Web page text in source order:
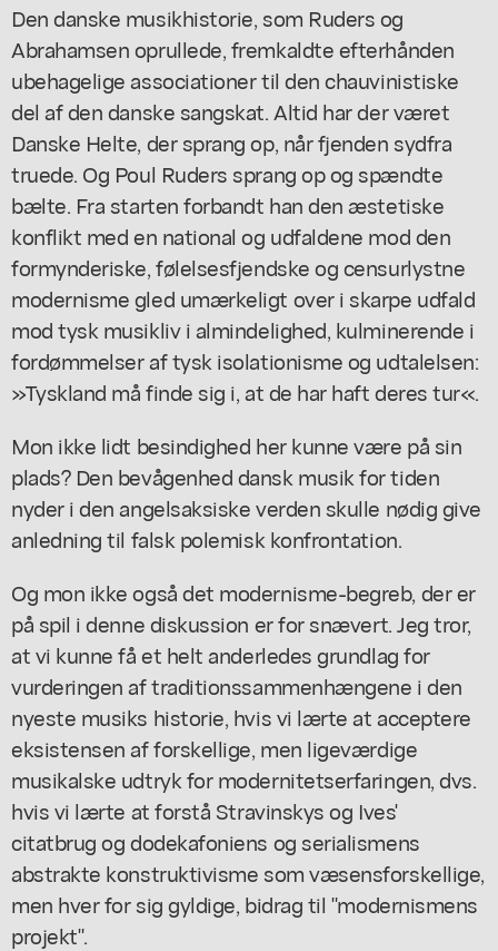
Den danske musikhistorie, som Ruders og
Abrahamsen oprullede, fremkaldte efterhånden
ubehagelige associationer til den chauvinistiske
del af den danske sangskat. Altid har der været
Danske Helte, der sprang op, når fjenden sydfra
truede. Og Poul Ruders sprang op og spændte
bælte. Fra starten forbandt han den æstetiske
konflikt med en national og udfaldene mod den
formynderiske, følelsesfjendske og censurlystne
modernisme gled umærkeligt over i skarpe udfald
mod tysk musikliv i almindelighed, kulminerende i
fordømmelser af tysk isolationisme og udtalelsen:
»Tyskland må finde sig i, at de har haft deres tur«.
Mon ikke lidt besindighed her kunne være på sin
plads? Den bevågenhed dansk musik for tiden
nyder i den angelsaksiske verden skulle nødig give
anledning til falsk polemisk konfrontation.
Og mon ikke også det modernisme-begreb, der er
på spil i denne diskussion er for snævert. Jeg tror,
at vi kunne få et helt anderledes grundlag for
vurderingen af traditionssammenhængene i den
nyeste musiks historie, hvis vi lærte at acceptere
eksistensen af forskellige, men ligeværdige
musikalske udtryk for modernitetserfaringen, dvs.
hvis vi lærte at forstå Stravinskys og Ives'
citatbrug og dodekafoniens og serialismens
abstrakte konstruktivisme som væsensforskellige,
men hver for sig gyldige, bidrag til "modernismens
projekt".